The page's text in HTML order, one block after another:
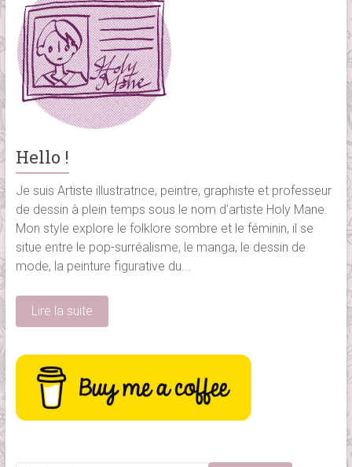
Hello !
Je suis Artiste illustratrice, peintre, graphiste et professeur
de dessin à plein temps sous le nom d’artiste Holy Mane.
Mon style explore le folklore sombre et le féminin, il se
situe entre le pop-surréalisme, le manga, le dessin de
mode, la peinture figurative du...
Lire la suite